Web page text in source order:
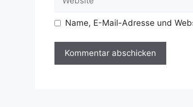
Name, E-Mail-Adresse und